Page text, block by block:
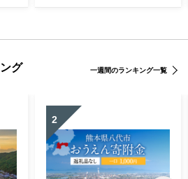
グ 一週間のランキング一覧
2